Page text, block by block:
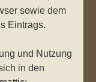
sowie dem
Eintrags.
und Nutzung
in den